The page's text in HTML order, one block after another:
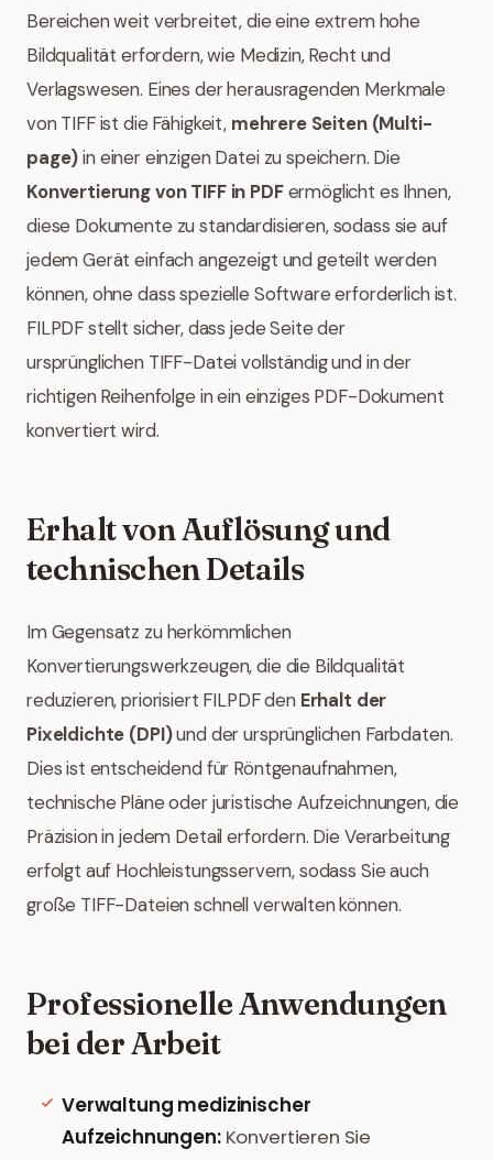
Bereichen weit verbreitet, die eine extrem hohe
Bildqualität erfordern, wie Medizin, Recht und
Verlagswesen. Eines der herausragenden Merkmale
von TIFF ist die Fähigkeit, mehrere Seiten (Multi-
page)in einer einzigen Datei zu speichern. Die
Konvertierung von TIFF in PDFermöglicht es Ihnen,
diese Dokumente zu standardisieren, sodass sie auf
jedem Gerät einfach angezeigt und geteilt werden
können, ohne dass spezielle Software erforderlich ist.
FILPDF stellt sicher, dass jede Seite der
ursprünglichen TIFF-Datei vollständig und in der
richtigen Reihenfolge in ein einziges PDF-Dokument
konvertiert wird.
Erhalt von Auflösung und
technischen Details
Im Gegensatz zu herkömmlichen
Konvertierungswerkzeugen, die die Bildqualität
reduzieren, priorisiert FILPDF den Erhalt der
Pixeldichte (DPI)und der ursprünglichen Farbdaten.
Dies ist entscheidend für Röntgenaufnahmen,
technische Pläne oder juristische Aufzeichnungen, die
Präzision in jedem Detail erfordern. Die Verarbeitung
erfolgt auf Hochleistungsservern, sodass Sie auch
große TIFF-Dateien schnell verwalten können.
Professionelle Anwendungen
bei der Arbeit
Verwaltung medizinischer
Aufzeichnungen:Konvertieren Sie